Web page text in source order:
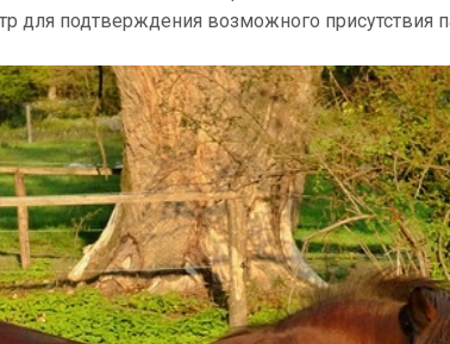
для подтверждения возможного присутствия